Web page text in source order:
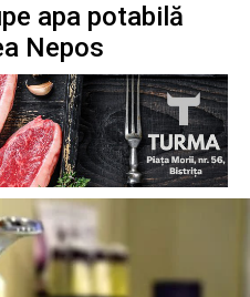
apa potabilă
Nepos